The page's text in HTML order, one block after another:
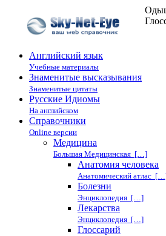
Английский язык
Учебные материалы
Знаменитые высказывания
Знаменитые цитаты
Русские Идиомы
На английском
Справочники
Online версии
Медицина
Большая Медицинская […]
Анатомия человека
Анатомический атлас
Болезни
Энциклопедия […]
Лекарства
Энциклопедия […]
Глоссарий